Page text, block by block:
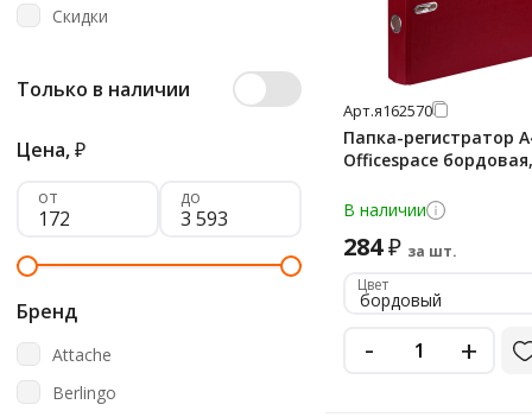
Скидки
Только в наличии
Цена,₽
от до
Бренд
Attache
Berlingo
Арт.я162570
Папка-регистратор
Officespace
В наличии
284₽ за шт.
Цвет
бордовый
- +